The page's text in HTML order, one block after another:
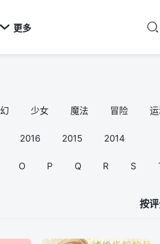
 更多
少女 魔法 冒险
2016 2015 2014
O P Q R S
按